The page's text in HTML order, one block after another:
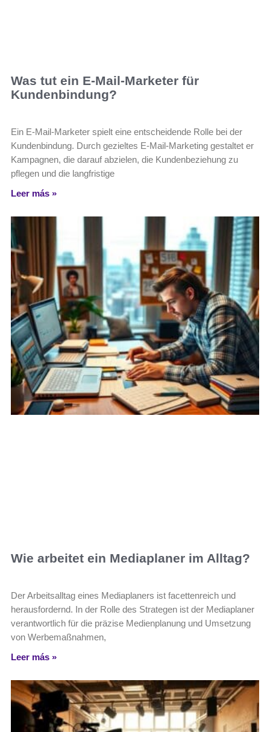
Was tut ein E-Mail-Marketer für
Kundenbindung?
Ein E-Mail-Marketer spielt eine entscheidende Rolle bei der
Kundenbindung. Durch gezieltes E-Mail-Marketing gestaltet er
Kampagnen, die darauf abzielen, die Kundenbeziehung zu
pflegen und die langfristige
Leer más »
Wie arbeitet ein Mediaplaner im Alltag?
Der Arbeitsalltag eines Mediaplaners ist facettenreich und
herausfordernd. In der Rolle des Strategen ist der Mediaplaner
verantwortlich für die präzise Medienplanung und Umsetzung
von Werbemaßnahmen,
Leer más »